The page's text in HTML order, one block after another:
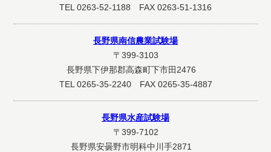
TEL 0263-52-1188 FAX 0263-51-1316
長野県南信農業試験場
〒399-3103
長野県下伊那郡高森町下市田2476
TEL 0265-35-2240 FAX 0265-35-4887
長野県水産試験場
〒399-7102
長野県安曇野市明科中川手2871